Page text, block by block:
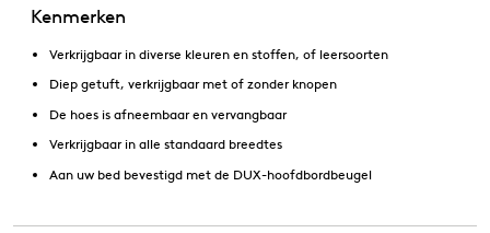
Kenmerken
Verkrijgbaar in diverse kleuren en stoffen, of leersoorten
Diep getuft, verkrijgbaar met of zonder knopen
De hoes is afneembaar en vervangbaar
Verkrijgbaar in alle standaard breedtes
Aan uw bed bevestigd met de DUX-hoofdbordbeugel